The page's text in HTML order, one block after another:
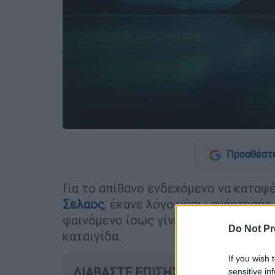
Do Not
If you wish
sensitive
Για το απίθανο ενδεχόμενο να
Σελαος, έκανε λόγο μέσω
φαινόμενο ίσως γίνει ορατό στον
καταιγίδα.